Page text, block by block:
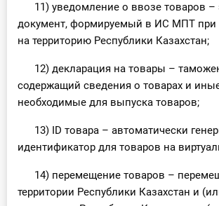
11) уведомление о ввозе товаров –
документ, формируемый в ИС МПТ при
на территорию Республики Казахстан;
12) декларация на товары –
содержащий сведения о товарах и
необходимые для выпуска товаров;
13) ID товара – автоматически
идентификатор для товаров на
14) перемещение товаров –
территории Республики Казахстан и